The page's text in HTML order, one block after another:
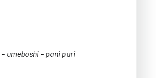
umeboshi – pani puri